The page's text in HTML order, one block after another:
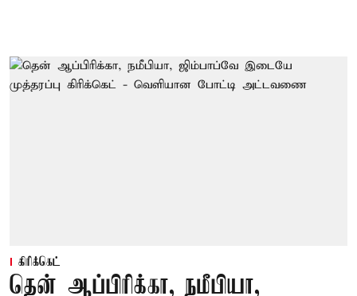
கிரிக்கெட்
தென் ஆப்பிரிக்கா, நமீபியா,